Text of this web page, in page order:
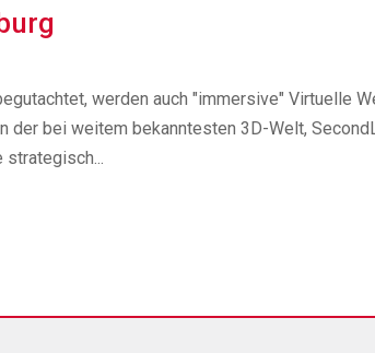
werden auch "immersive" Virtuelle
der bei weitem bekanntesten 3D-Welt,
strategisch...